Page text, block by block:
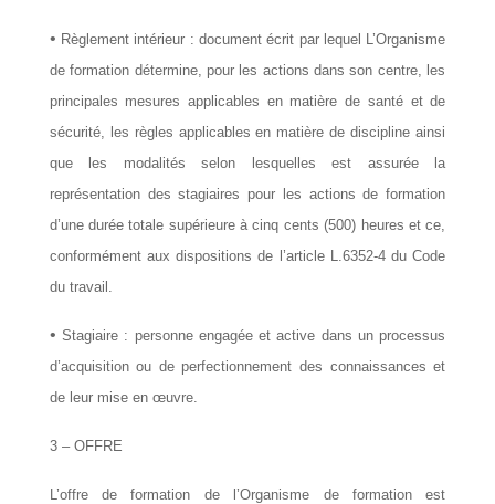
• Règlement intérieur : document écrit par lequel L’Organisme
de formation détermine, pour les actions dans son centre, les
principales mesures applicables en matière de santé et de
sécurité, les règles applicables en matière de discipline ainsi
que les modalités selon lesquelles est assurée la
représentation des stagiaires pour les actions de formation
d’une durée totale supérieure à cinq cents (500) heures et ce,
conformément aux dispositions de l’article L.6352-4 du Code
du travail.
•Stagiaire : personne engagée et active dans un processus
d’acquisition ou de perfectionnement des connaissances et
de leur mise en œuvre.
3 – OFFRE
L’offre de formation de l’Organisme de formation est